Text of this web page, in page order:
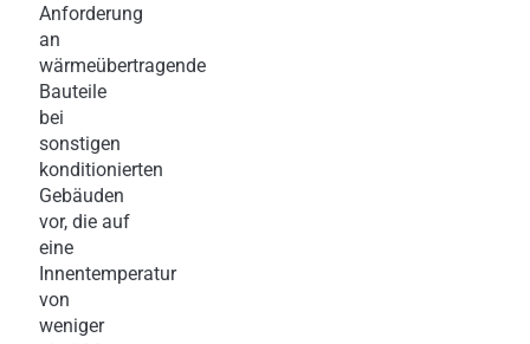
Anforderung
an
wärmeübertragende
Bauteile
bei
sonstigen
konditionierten
Gebäuden
vor, die auf
eine
Innentemperatur
von
weniger